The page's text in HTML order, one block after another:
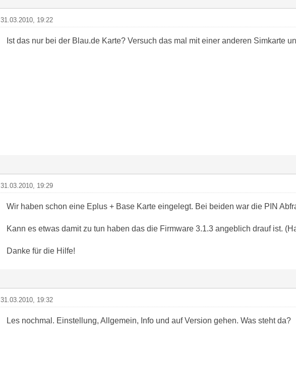
31.03.2010, 19:22
Ist das nur bei der Blau.de Karte? Versuch das mal mit einer anderen Simkarte
31.03.2010, 19:29
Wir haben schon eine Eplus + Base Karte eingelegt. Bei beiden war die PIN
Kann es etwas damit zu tun haben das die Firmware 3.1.3 angeblich drauf ist.
Danke für die Hilfe!
31.03.2010, 19:32
Les nochmal. Einstellung, Allgemein, Info und auf Version gehen. Was steht da?